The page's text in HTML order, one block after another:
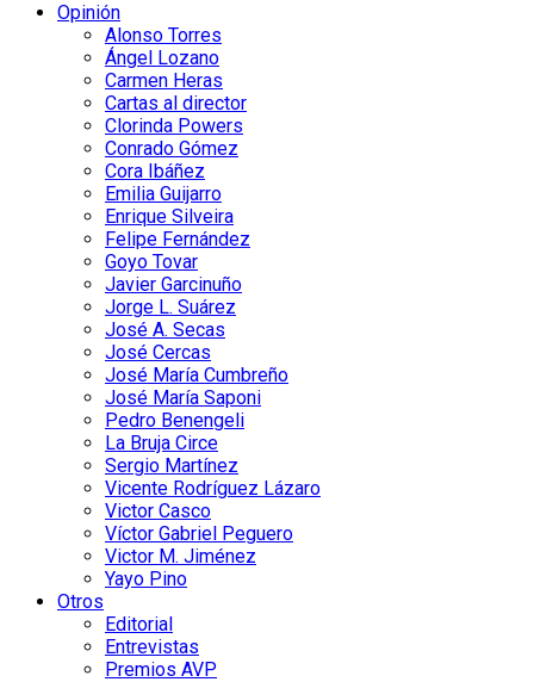
Opinión
Alonso Torres
Ángel Lozano
Carmen Heras
Cartas al director
Clorinda Powers
Conrado Gómez
Cora Ibáñez
Emilia Guijarro
Enrique Silveira
Felipe Fernández
Goyo Tovar
Javier Garcinuño
Jorge L. Suárez
José A. Secas
José Cercas
José María Cumbreño
José María Saponi
Pedro Benengeli
La Bruja Circe
Sergio Martínez
Vicente Rodríguez Lázaro
Victor Casco
Víctor Gabriel Peguero
Victor M. Jiménez
Yayo Pino
Otros
Editorial
Entrevistas
Premios AVP